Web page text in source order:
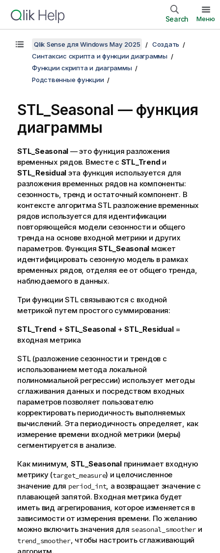
Search Меню
Qlik Sense для Windows May 2025
Создать
Синтаксис скрипта и функции диаграммы
Функции скрипта и диаграммы
Родственные функции
STL_Seasonal — функция
диаграммы
STL_Seasonal — это функция разложения
временных рядов. Вместе с STL_Trend и
STL_Residual эта функция используется для
разложения временных рядов на компоненты:
сезонность, тренд и остаточный компонент. В
контексте алгоритма STL разложение временных
рядов используется для идентификации
повторяющейся модели сезонности и общего
тренда на основе входной метрики и других
параметров. Функция STL_Seasonal может
идентифицировать сезонную модель в рамках
временных рядов, отделяя ее от общего тренда,
наблюдаемого в данных.
Три функции STL связываются с входной
метрикой путем простого суммирования:
STL_Trend + STL_Seasonal +STL_Residual=
входная метрика
STL (разложение сезонности и трендов с
использованием метода локальной
полиномиальной регрессии) использует методы
сглаживания данных и посредством входных
параметров позволяет пользователю
корректировать периодичность выполняемых
вычислений. Эта периодичность определяет, как
измерение времени входной метрики (меры)
сегментируется в анализе.
Как минимум, STL_Seasonalпринимает входную
метрику (target_measure) и целочисленное
значение для period_int, а возвращает значение с
плавающей запятой. Входная метрика будет
иметь вид агрегирования, которое изменяется в
зависимости от измерения времени. По желанию
можно включить значения для seasonal_smootherи
trend_smoother, чтобы настроить сглаживающий